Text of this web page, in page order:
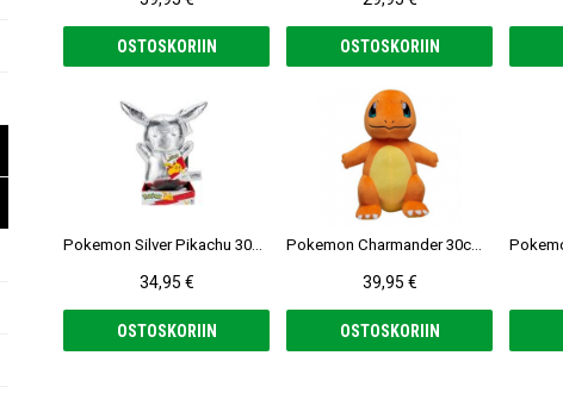
OSTOSKORIIN OSTOSKORIIN
Pokemon Silver Pikachu 30cm Pehmolelu
34,95 €
OSTOSKORIIN
Pokemon Charmander 30cm Pehmolelu
39,95 €
OSTOSKORIIN